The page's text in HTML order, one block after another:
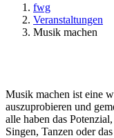
fwg
Veranstaltungen
Musik machen
Musik machen ist eine
auszuprobieren und
alle haben das
Singen, Tanzen oder